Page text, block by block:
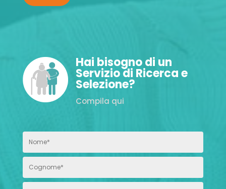
Hai bisogno di un
Servizio di Ricerca e
Selezione?
Compila qui